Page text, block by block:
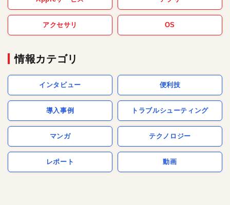
アクセサリ OS
情報カテゴリ
インタビュー 便利技
導入事例 トラブルシューティング
マンガ テクノロジー
レポート 動画